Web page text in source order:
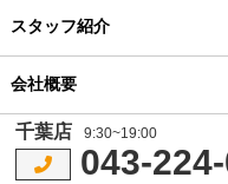
スタッフ紹介
会社概要
千葉店 9:30~19:00
043-